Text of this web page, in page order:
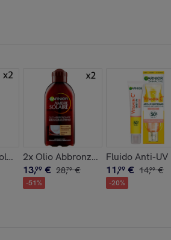
Lift + Matita Nera Le Khol +
C con Acido Salicilico e Vitamina E
Pimple Patch Ultra Barriera
Waterproof Nero Air
2x Olio Abbronzante Nutriente
13,99 € 28,79 €
-51%
Fluido Anti-
11,99 € 14,99 €
-20%